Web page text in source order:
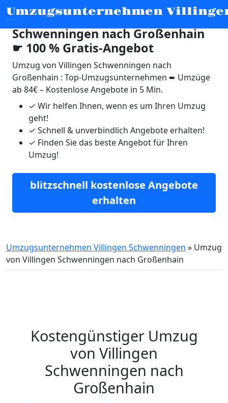
Umzugsunternehmen
Umzug von Villingen
Schwenningen nach Großenhain
☛ 100 % Gratis-Angebot
Umzug von Villingen Schwenningen nach
Großenhain : Top-Umzugsunternehmen ➨ Umzüge
ab 84€ – Kostenlose Angebote in 5 Min.
✓ Wir helfen Ihnen, wenn es um Ihren Umzug
geht!
✓ Schnell & unverbindlich Angebote erhalten!
✓ Finden Sie das beste Angebot für Ihren
Umzug!
blitzschnell kostenlose Angebote
erhalten
Umzugsunternehmen Villingen Schwenningen » Umzug
von Villingen Schwenningen nach Großenhain
Kostengünstiger Umzug
von Villingen
Schwenningen nach
Großenhain